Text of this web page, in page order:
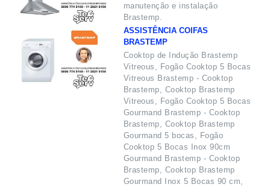
manutenção e instalação
Brastemp.
ASSISTÊNCIA COIFAS
BRASTEMP
Cooktop de Indução Brastemp
Vitreous, Fogão Cooktop 5 Bocas
Vitreous Brastemp - Cooktop
Brastemp, Cooktop Brastemp
Vitreous, Fogão Cooktop 5 Bocas
Gourmand Brastemp - Cooktop
Brastemp, Cooktop Brastemp
Gourmand 5 bocas, Fogão
Cooktop 5 Bocas Inox 90cm
Gourmand Brastemp - Cooktop
Brastemp, Cooktop Brastemp
Gourmand Inox 5 Bocas 90 cm,